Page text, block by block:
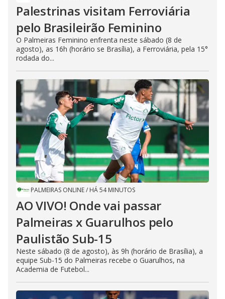
Palestrinas visitam Ferroviária
pelo Brasileirão Feminino
O Palmeiras Feminino enfrenta neste sábado (8 de
agosto), as 16h (horário se Brasília), a Ferroviária, pela 15°
rodada do...
PALMEIRAS ONLINE/ HÁ 54 MINUTOS
AO VIVO! Onde vai passar
Palmeiras x Guarulhos pelo
Paulistão Sub-15
Neste sábado (8 de agosto), às 9h (horário de Brasília), a
equipe Sub-15 do Palmeiras recebe o Guarulhos, na
Academia de Futebol...